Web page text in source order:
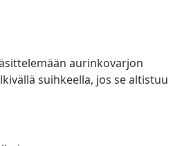
aurinkovarjon
suihkeella, jos se altistuu